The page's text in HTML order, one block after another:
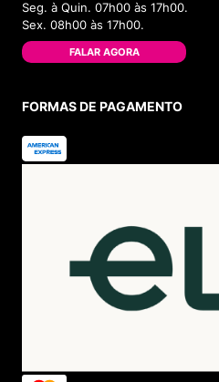
Seg. à Quin. 07h00 às 17h00.
Sex. 08h00 às 17h00.
FALAR AGORA
FORMAS DE PAGAMENTO